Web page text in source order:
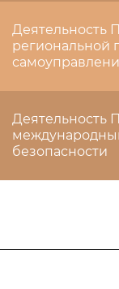
Деятельность
региональной
Деятельность
безопасности